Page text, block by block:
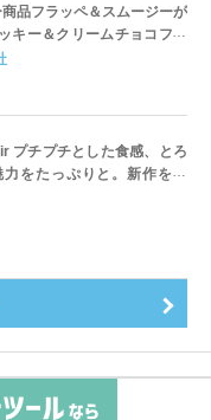
品フラッペ＆スムージーが
キー＆クリームチョコフラ
ー」8月5日（水）から販売
プチプチとした食感、とろ
をたっぷりと。新作を含
が登場8月20日（木）スタ